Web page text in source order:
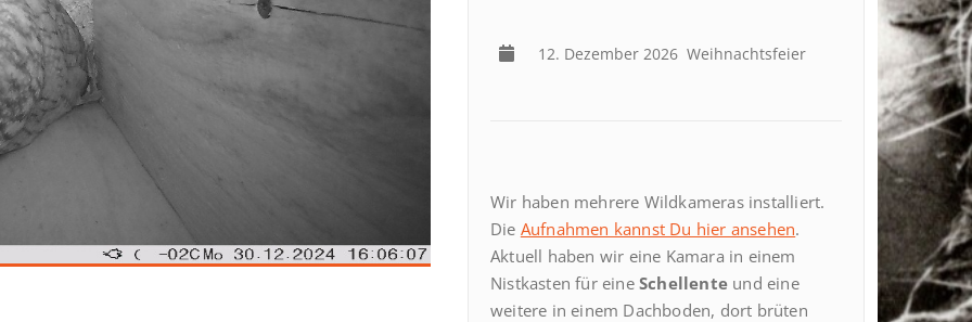
12. Dezember 2026 Weihnachtsfeier
Wir haben mehrere Wildkameras installiert.
Die Aufnahmen kannst Du hier ansehen.
Aktuell haben wir eine Kamara in einem
Nistkasten für eine Schellente und eine
weitere in einem Dachboden, dort brüten